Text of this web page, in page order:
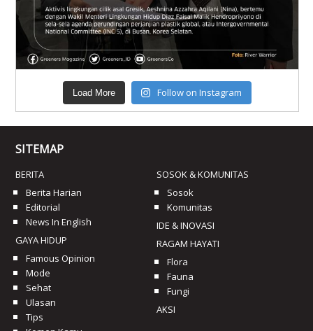
Load More Follow on Instagram
SITEMAP
BERITA
Berita Harian
Editorial
News In English
GAYA HIDUP
Famous Opinion
Mode
Sehat
Ulasan
Tips
SOSOK & KOMUNITAS
Sosok
Komunitas
IDE & INOVASI
RAGAM HAYATI
Flora
Fauna
Fungi
AKSI